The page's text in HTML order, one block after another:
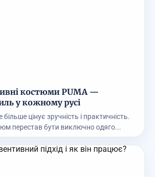
костюми PUMA —
у кожному русі
цінує зручність і практичність.
перестав бути виключно одяго...